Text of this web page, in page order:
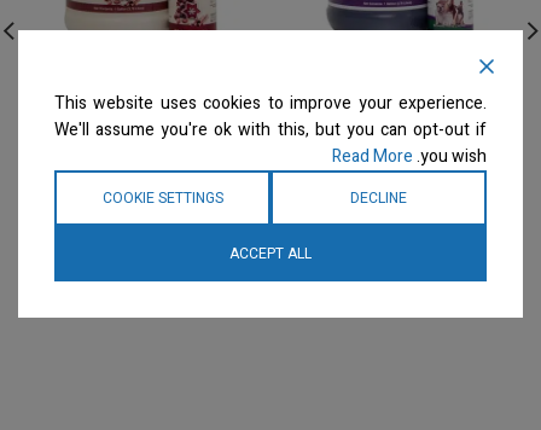
מתקן הצבעים דילול – 50:1
Color Fixation
שמפו
המחיר ייחשף רק לבעלי
תבלין ג’ינג’ר – דילול 50:1
Ginger Spice
המחיר ייחשף רק לבעלי
This website uses cookies to improve your experience.
We'll assume you're ok with this, but you can opt-out if
you wish.
Read More
DECLINE
COOKIE SETTINGS
ACCEPT ALL